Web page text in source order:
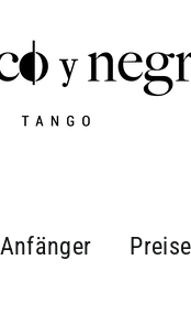
Anfänger Preise